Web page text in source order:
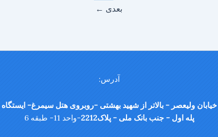
بعدی ←
آدرس:
خیابان ولیعصر - بالاتر از شهید بهشتی -روبروی هتل سیمرغ- ایستگاه
پله اول - جنب بانک ملی - پلاک2212
-واحد 11- طبقه 6